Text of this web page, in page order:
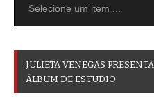
JULIETA VENEGAS PRESENTA
ÁLBUM DE ESTUDIO